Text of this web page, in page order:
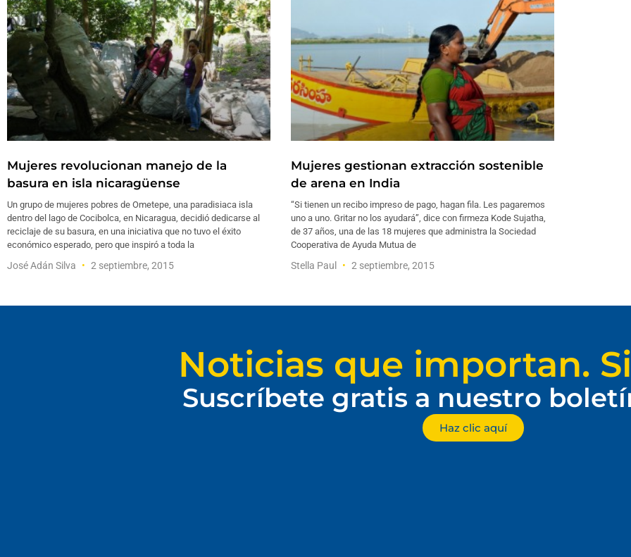
Mujeres revolucionan manejo de la
basura en isla nicaragüense
Un grupo de mujeres pobres de Ometepe, una paradisiaca isla
dentro del lago de Cocibolca, en Nicaragua, decidió dedicarse al
reciclaje de su basura, en una iniciativa que no tuvo el éxito
económico esperado, pero que inspiró a toda la
José Adán Silva 2 septiembre, 2015
Mujeres gestionan extracción sostenible
de arena en India
“Si tienen un recibo impreso de pago, hagan fila. Les pagaremos
uno a uno. Gritar no los ayudará”, dice con firmeza Kode Sujatha,
de 37 años, una de las 18 mujeres que administra la Sociedad
Cooperativa de Ayuda Mutua de
Stella Paul 2 septiembre, 2015
Noticias que importan.
Suscríbete gratis a nuestro
Haz clic aquí